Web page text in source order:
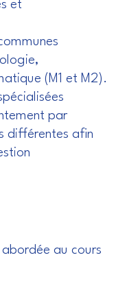
et
(M1 et M2).
par
différentes afin
au cours